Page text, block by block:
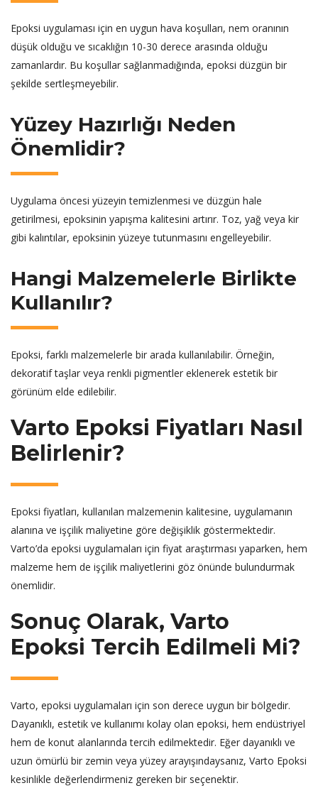
Epoksi uygulaması için en uygun hava koşulları, nem oranının
düşük olduğu ve sıcaklığın 10-30 derece arasında olduğu
zamanlardır. Bu koşullar sağlanmadığında, epoksi düzgün bir
şekilde sertleşmeyebilir.
Yüzey Hazırlığı Neden
Önemlidir?
Uygulama öncesi yüzeyin temizlenmesi ve düzgün hale
getirilmesi, epoksinin yapışma kalitesini artırır. Toz, yağ veya kir
gibi kalıntılar, epoksinin yüzeye tutunmasını engelleyebilir.
Hangi Malzemelerle Birlikte
Kullanılır?
Epoksi, farklı malzemelerle bir arada kullanılabilir. Örneğin,
dekoratif taşlar veya renkli pigmentler eklenerek estetik bir
görünüm elde edilebilir.
Varto Epoksi Fiyatları Nasıl
Belirlenir?
Epoksi fiyatları, kullanılan malzemenin kalitesine, uygulamanın
alanına ve işçilik maliyetine göre değişiklik göstermektedir.
Varto’da epoksi uygulamaları için fiyat araştırması yaparken, hem
malzeme hem de işçilik maliyetlerini göz önünde bulundurmak
önemlidir.
Sonuç Olarak, Varto
Epoksi Tercih Edilmeli Mi?
Varto, epoksi uygulamaları için son derece uygun bir bölgedir.
Dayanıklı, estetik ve kullanımı kolay olan epoksi, hem endüstriyel
hem de konut alanlarında tercih edilmektedir. Eğer dayanıklı ve
uzun ömürlü bir zemin veya yüzey arayışındaysanız, Varto Epoksi
kesinlikle değerlendirmeniz gereken bir seçenektir.